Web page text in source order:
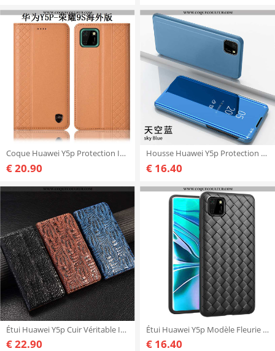
Coque Huawei Y5p Protection Incassable Jaune, Housse Huawei Y5p Cuir Véritable Jaune
€ 20.90
Housse Huawei Y5p Protection Étui Coque, Huawei Y5p Bleu Téléphone Portable
€ 16.40
Étui Huawei Y5p Cuir Véritable Incassable Étui, Coque Huawei Y5p Modèle Fleurie Protection Marron
€ 22.90
Étui Huawei Y5p Modèle Fleurie Tissage Protection, Coque Huawei Y5p Mode Incassable Noir
€ 16.40